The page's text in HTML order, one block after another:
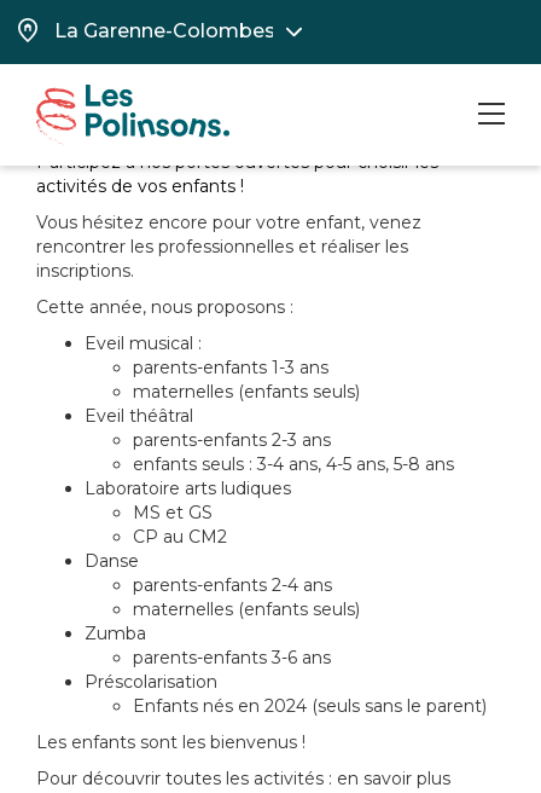
Portes ouvertes activités
2026-2027
Samedi 5 septembre entre 10h et 12h :
inscrivez vous
Participez à nos portes ouvertes pour choisir les
activités de vos enfants !
Vous hésitez encore pour votre enfant, venez
rencontrer les professionnelles et réaliser les
inscriptions.
Cette année, nous proposons :
Eveil musical :
parents-enfants 1-3 ans
maternelles (enfants seuls)
Eveil théâtral
parents-enfants 2-3 ans
enfants seuls : 3-4 ans, 4-5 ans, 5-8 ans
Laboratoire arts ludiques
MS et GS
CP au CM2
Danse
parents-enfants 2-4 ans
maternelles (enfants seuls)
Zumba
parents-enfants 3-6 ans
Préscolarisation
Enfants nés en 2024 (seuls sans le parent)
Les enfants sont les bienvenus !
Pour découvrir toutes les activités : en savoir plus